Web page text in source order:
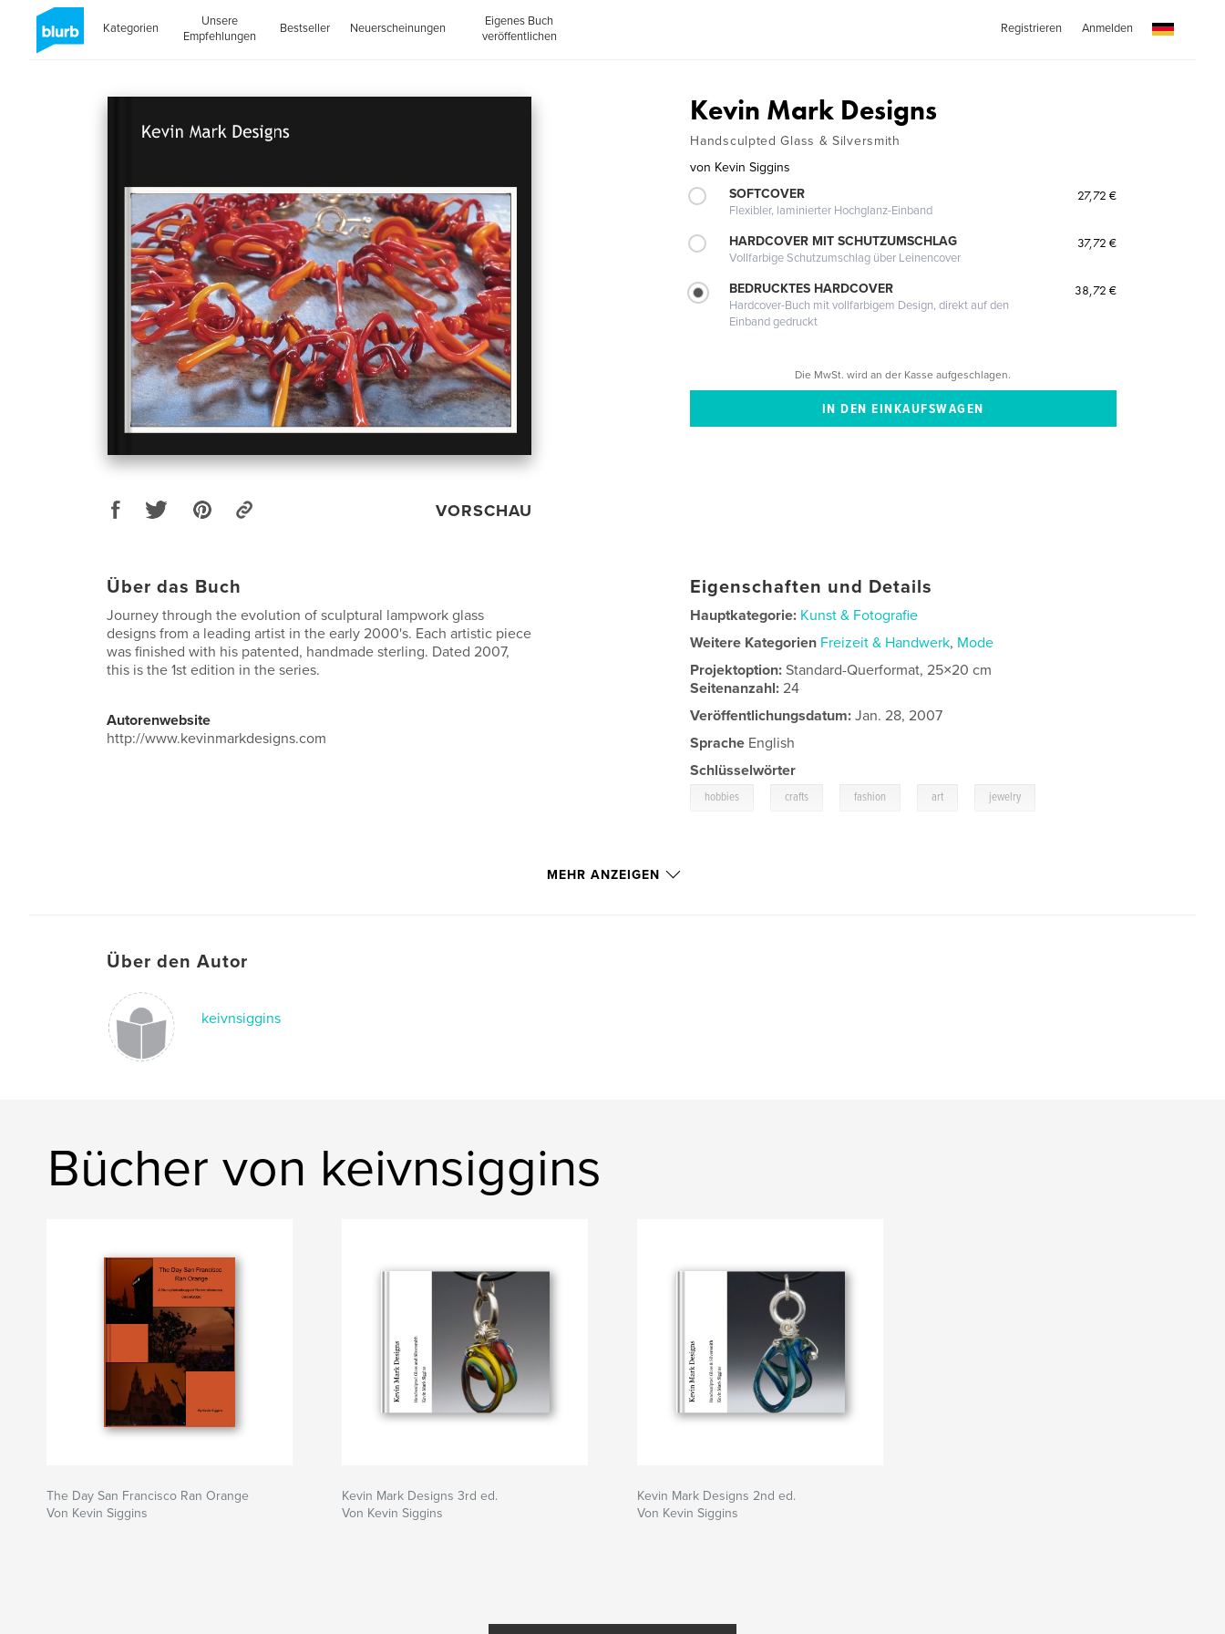
Kategorien
Unsere
Empfehlungen
Bestseller Neuerscheinungen
Eigenes Buch
veröffentlichen
Registrieren Anmelden
VORSCHAU
Kevin Mark Designs
Handsculpted Glass & Silversmith
von Kevin Siggins
SOFTCOVER
Flexibler, laminierter Hochglanz-Einband
27,72 €
HARDCOVER MIT SCHUTZUMSCHLAG
Vollfarbige Schutzumschlag über Leinencover
37,72 €
BEDRUCKTES HARDCOVER
Hardcover-Buch mit vollfarbigem Design, direkt auf den
Einband gedruckt
38,72 €
Die MwSt. wird an der Kasse aufgeschlagen.
Über das Buch
Journey through the evolution of sculptural lampwork glass
designs from a leading artist in the early 2000's. Each artistic piece
was finished with his patented, handmade sterling. Dated 2007,
this is the 1st edition in the series.
Autorenwebsite
http://www.kevinmarkdesigns.com
Eigenschaften und Details
Hauptkategorie: Kunst & Fotografie
Weitere Kategorien Freizeit & Handwerk, Mode
Projektoption:Standard-Querformat, 25×20 cm
Seitenanzahl:24
Veröffentlichungsdatum: Jan. 28, 2007
Sprache English
Schlüsselwörter
hobbies crafts fashion art jewelry
MEHR ANZEIGEN
Über den Autor
keivnsiggins
Bücher von keivnsiggins
The Day San Francisco Ran Orange
Von Kevin Siggins
Kevin Mark Designs 3rd ed.
Von Kevin Siggins
Kevin Mark Designs 2nd ed.
Von Kevin Siggins